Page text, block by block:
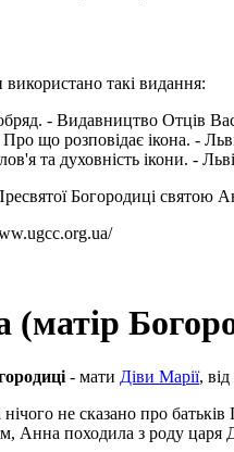
такі видання:
- Видавництво Отців
що розповідає ікона. -
та духовність ікони. -
Богородиці святою
- мати Діви Марії,
не сказано про
Анна походила з роду царя